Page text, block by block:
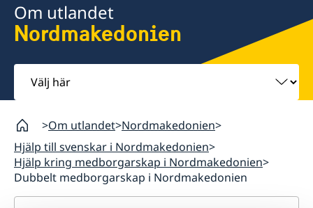
Om utlandet
Nordmakedonien
Välj
här
Om utlandet Nordmakedonien
Hjälp till svenskar i Nordmakedonien
Hjälp kring medborgarskap i Nordmakedonien
Dubbelt medborgarskap i Nordmakedonien